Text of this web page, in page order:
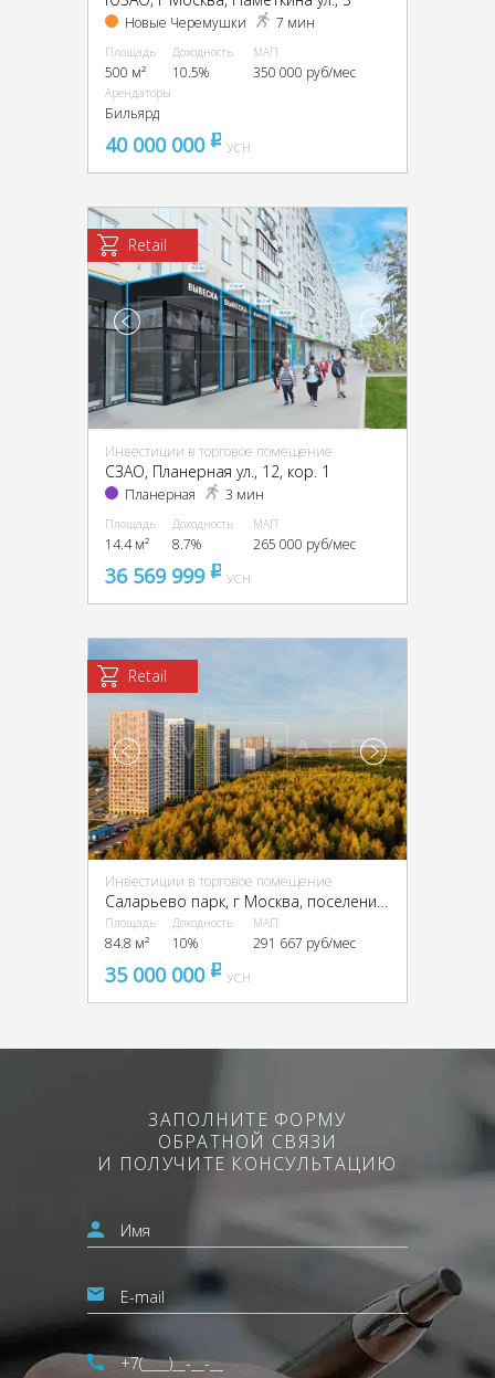
Новые Черемушки 7 мин
Площадь
500 м²
Доходность
10.5%
МАП
350 000 руб/мес
Арендаторы
Бильярд
40 000 000 pуб
УСН
Retail
Инвестиции в торговое помещение
CЗАО, Планерная ул., 12, кор. 1
Планерная 3 мин
Площадь
14.4 м²
Доходность
8.7%
МАП
265 000 руб/мес
36 569 999 pуб
УСН
Retail
Инвестиции в торговое помещение
Саларьево парк, г Москва, поселение Московский
Площадь
84.8 м²
Доходность
10%
МАП
291 667 руб/мес
35 000 000 pуб
УСН
ЗАПОЛНИТЕ ФОРМУ
ОБРАТНОЙ СВЯЗИ
И ПОЛУЧИТЕ КОНСУЛЬТАЦИЮ